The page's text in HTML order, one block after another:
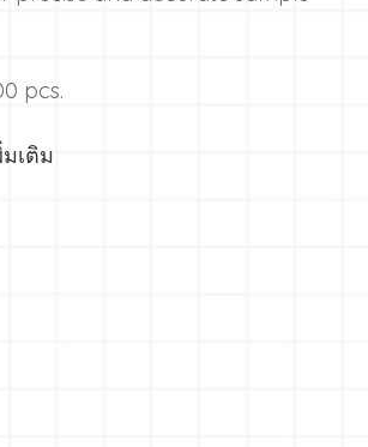
pcs.
เติม